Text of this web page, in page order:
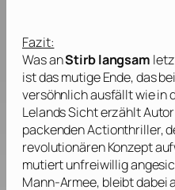
Fazit:
Was anStirb langsam
ist das mutige Ende, das
versöhnlich ausfällt wie in
Lelands Sicht erzählt Autor
packenden Actionthriller,
revolutionären Konzept
mutiert unfreiwillig
Mann-Armee, bleibt dabei